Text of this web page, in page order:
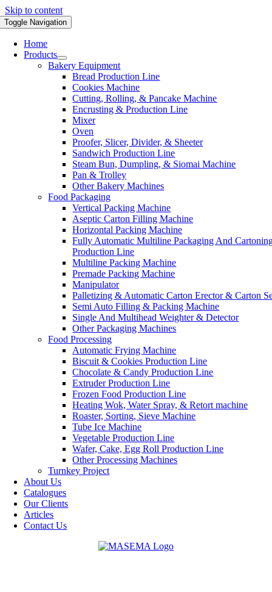
Skip to content
Toggle Navigation
Home
Products
Bakery Equipment
Bread Production Line
Cookies Machine
Cutting, Rolling, & Pancake Machine
Encrusting & Production Line
Mixer
Oven
Proofer, Slicer, Divider, & Sheeter
Sandwich Production Line
Steam Bun, Dumpling, & Siomai Machine
Pan & Trolley
Other Bakery Machines
Food Packaging
Vertical Packing Machine
Aseptic Carton Filling Machine
Horizontal Packing Machine
Fully Automatic Multiline Packaging And
Production Line
Multiline Packing Machine
Premade Packing Machine
Manipulator
Palletizing & Automatic Carton Erector & Carton
Semi Auto Filling & Packing Machine
Single And Multihead Weighter & Detector
Other Packaging Machines
Food Processing
Automatic Frying Machine
Biscuit & Cookies Production Line
Chocolate & Candy Production Line
Extruder Production Line
Frozen Food Production Line
Heating Wok, Water Spray, & Retort machine
Roaster, Sorting, Sieve Machine
Tube Ice Machine
Vegetable Production Line
Wafer, Cake, Egg Roll Production Line
Other Processing Machines
Turnkey Project
About Us
Catalogues
Our Clients
Articles
Contact Us